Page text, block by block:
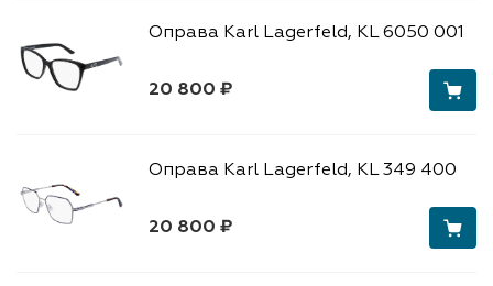
20 800 ₽
Оправа Karl Lagerfeld, KL 6050 001
20 800 ₽
Оправа Karl Lagerfeld, KL 349 400